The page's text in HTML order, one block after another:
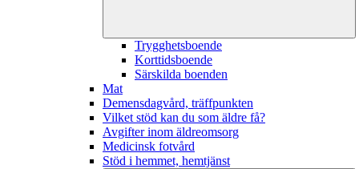
Trygghetsboende
Korttidsboende
Särskilda boenden
Mat
Demensdagvård, träffpunkten
Vilket stöd kan du som äldre få?
Avgifter inom äldreomsorg
Medicinsk fotvård
Stöd i hemmet, hemtjänst